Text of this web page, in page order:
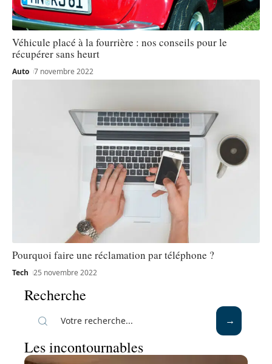
Véhicule placé à la fourrière : nos conseils pour le
récupérer sans heurt
Auto 7 novembre 2022
Pourquoi faire une réclamation par téléphone ?
Tech 25 novembre 2022
Recherche
Les incontournables